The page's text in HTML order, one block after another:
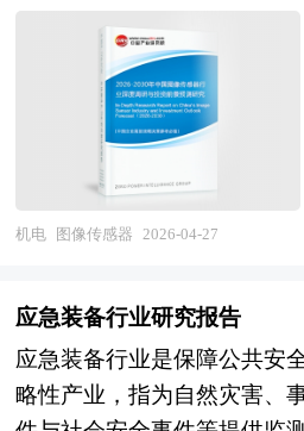
承担着电力消费统计、能耗
长期刚性需求，同时能源数
拓宽行业应用边界。产业链
从核心元器件供应、产品研
装运维、数据服务，形成完
体多元、市场结构清晰，具
值，也为深度调查全面覆盖
度调查呈现智能化、数字化
主流发展趋势。行业自身正
智能化、互联互通的方向迭
数据传输效率、能耗监测精
功耗、高集成度及成本优势
机器视觉与人工智能时代的"
器行业横跨半导体设计、晶
法处理等多个高技术领域，
能、动态范围、读取噪声及
设备的成像质量与智能化能
国图像传感器行业正处于高
安防监控、消费电子及工业
整的产业配套，部分头部企
机电 图像传感器 2026-04-27
应急装备行业研究报告
应急装备行业是保障公共安
略性产业，指为自然灾害、